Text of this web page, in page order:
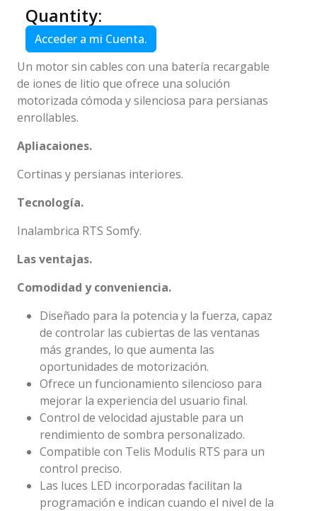
Quantity:
Acceder a mi Cuenta.
Un motor sin cables con una batería recargable
de iones de litio que ofrece una solución
motorizada cómoda y silenciosa para persianas
enrollables.
Apliacaiones.
Cortinas y persianas interiores.
Tecnología.
Inalambrica RTS Somfy.
Las ventajas.
Comodidad y conveniencia.
Diseñado para la potencia y la fuerza, capaz
de controlar las cubiertas de las ventanas
más grandes, lo que aumenta las
oportunidades de motorización.
Ofrece un funcionamiento silencioso para
mejorar la experiencia del usuario final.
Control de velocidad ajustable para un
rendimiento de sombra personalizado.
Compatible con Telis Modulis RTS para un
control preciso.
Las luces LED incorporadas facilitan la
programación e indican cuando el nivel de la